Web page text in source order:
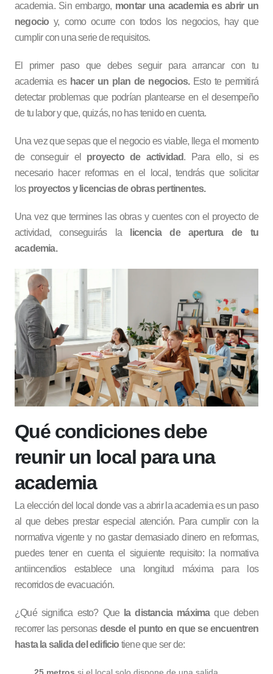
academia. Sin embargo, montar una academia es abrir un
negocio y, como ocurre con todos los negocios, hay que
cumplir con una serie de requisitos.
El primer paso que debes seguir para arrancar con tu
academia es hacer un plan de negocios. Esto te permitirá
detectar problemas que podrían plantearse en el desempeño
de tu labor y que, quizás, no has tenido en cuenta.
Una vez que sepas que el negocio es viable, llega el momento
de conseguir el proyecto de actividad. Para ello, si es
necesario hacer reformas en el local, tendrás que solicitar
los proyectos y licencias de obras pertinentes.
Una vez que termines las obras y cuentes con el proyecto de
actividad, conseguirás la
licencia de apertura de tu
academia.
Qué condiciones debe
reunir un local para una
academia
La elección del local donde vas a abrir la academia es un paso
al que debes prestar especial atención. Para cumplir con la
normativa vigente y no gastar demasiado dinero en reformas,
puedes tener en cuenta el siguiente requisito: la normativa
antiincendios establece una longitud máxima para los
recorridos de evacuación.
¿Qué significa esto? Que la distancia máximaque deben
recorrer las personas desde el punto en que se encuentren
hasta la salida del edificio tiene que ser de: